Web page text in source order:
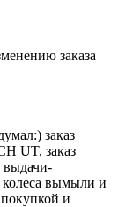
заказа
заказ
UT, заказ
выдачи-
вымыли и
и